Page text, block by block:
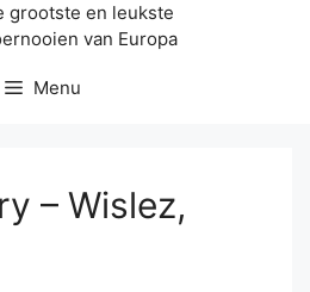
grootste en leukste
van Europa
Menu
– Wislez,